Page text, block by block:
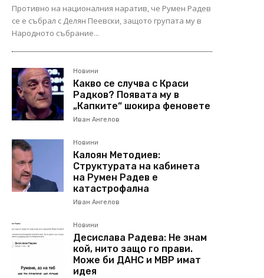
Противно на националния наратив, че Румен Радев
се е събрал с Делян Пеевски, защото групата му в
Народното събрание...
Новини
Какво се случва с Краси
Радков? Появата му в
„Капките“ шокира феновете
Иван Ангелов
Новини
Калоян Методиев:
Структурата на кабинета
на Румен Радев е
катастрофална
Иван Ангелов
Новини
Десислава Радева: Не знам
кой, нито защо го прави.
Може би ДАНС и МВР имат
идея